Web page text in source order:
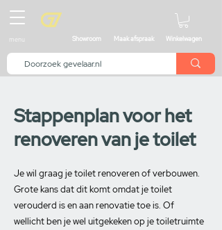
menu Showroom Maak afspraak Winkelwagen
Stappenplan voor het
renoveren van je toilet
Je wil graag je toilet renoveren of verbouwen.
Grote kans dat dit komt omdat je toilet
verouderd is en aan renovatie toe is. Of
wellicht ben je wel uitgekeken op je toiletruimte